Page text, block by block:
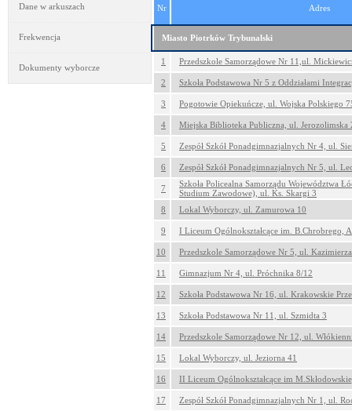
Dane w arkuszach
Frekwencja
Dokumenty wyborcze
Nr Adres
Miasto Piotrków Trybunalski
1 Przedszkole Samorządowe Nr 11,ul.
2 Szkoła Podstawowa Nr 5 z Oddziałami
3 Pogotowie Opiekuńcze, ul. Wojska Polskiego
4 Miejska Biblioteka Publiczna, ul. Jerozolimska
5 Zespół Szkół Ponadgimnazjalnych Nr 4, ul.
6 Zespół Szkół Ponadgimnazjalnych Nr 5, ul.
7
Szkoła Policealna Samorządu Województwa
Studium Zawodowe), ul. Ks. Skargi 3
8
Lokal Wyborczy, ul. Zamurowa 10
9 I Liceum Ogólnokształcące im. B.Chrobrego,
10 Przedszkole Samorządowe Nr 5, ul.
11 Gimnazjum Nr 4, ul. Próchnika 8/12
12 Szkoła Podstawowa Nr 16, ul. Krakowskie
13 Szkoła Podstawowa Nr 11, ul. Szmidta 3
14 Przedszkole Samorządowe Nr 12, ul.
15 Lokal Wyborczy, ul. Jeziorna 41
16 II Liceum Ogólnokształcące im
17 Zespół Szkół Ponadgimnazjalnych Nr 1, ul.